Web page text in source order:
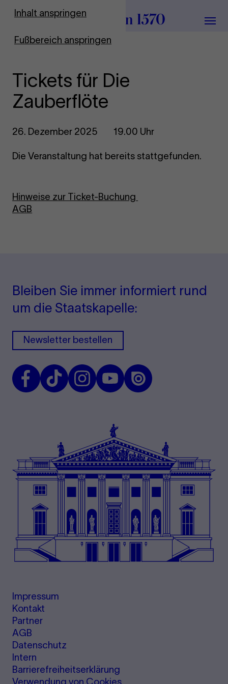
Inhalt anspringen
Fußbereich anspringen
Zur Startseite
Menü
Tickets für Die
Zauberflöte
26. Dezember 2025 19.00 Uhr
Die Veranstaltung hat bereits stattgefunden.
Hinweise zur Ticket-Buchung
AGB
Bleiben Sie immer informiert rund
um die Staatskapelle:
Newsletter bestellen
FacebookTikTokInstagramYoutubeIssuu
Impressum
Kontakt
Partner
AGB
Datenschutz
Intern
Barrierefreiheitserklärung
Verwendung von Cookies